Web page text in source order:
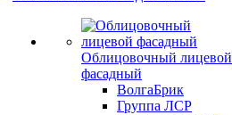
Облицовочный лицевой
фасадный
ВолгаБрик
Группа ЛСР